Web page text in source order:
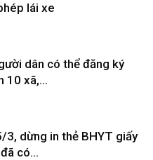
lái xe
dân có thể đăng ký
10 xã,...
3, dừng in thẻ BHYT giấy
có...